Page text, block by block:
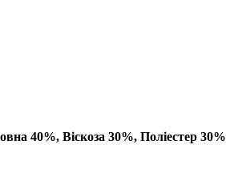
40%, Віскоза 30%, Поліестер 30%